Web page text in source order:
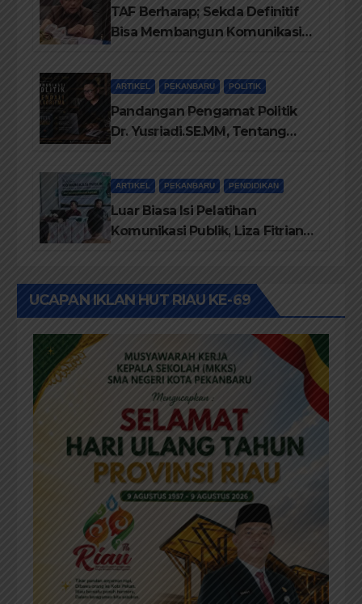
TAF Berharap; Sekda Definitif
Bisa Membangun Komunikasi
ARTIKEL PEKANBARU POLITIK
Pandangan Pengamat Politik
Dr. Yusriadi.SE.MM, Tentang
ARTIKEL PEKANBARU PENDIDIKAN
Luar Biasa Isi Pelatihan
Komunikasi Publik, Liza Fitriani
UCAPAN IKLAN HUT RIAU KE-69